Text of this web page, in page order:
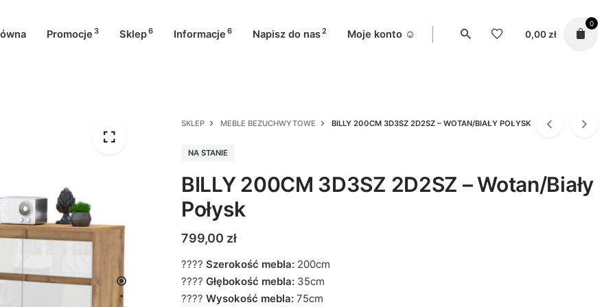
Promocje 3 Sklep6 Informacje 6 Napisz do nas2 Moje konto ☺️ 0,00 zł
0
SKLEP MEBLE BEZUCHWYTOWE BILLY 200CM 3D3SZ 2D2SZ – WOTAN/BIAŁY POŁYSK
NA STANIE
BILLY 200CM 3D3SZ 2D2SZ – Wotan/Biały
Połysk
799,00 zł
???? Szerokość mebla: 200cm
???? Głębokość mebla: 35cm
???? Wysokość mebla: 75cm